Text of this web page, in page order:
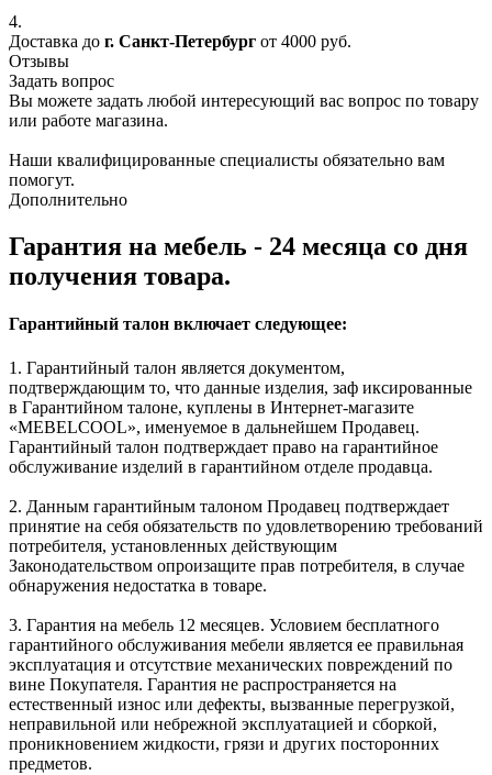
4.
Доставка до г. Санкт-Петербург от 4000 руб.
Отзывы
Задать вопрос
Вы можете задать любой интересующий вас вопрос по товару
или работе магазина.
Наши квалифицированные специалисты обязательно вам
помогут.
Дополнительно
Гарантия на мебель - 24 месяца со дня
получения товара.
Гарантийный талон включает следующее:
1. Гарантийный талон является документом,
подтверждающим то, что данные изделия, заф иксированные
в Гарантийном талоне, куплены в Интернет-магазите
«MEBELCOOL», именуемое в дальнейшем Продавец.
Гарантийный талон подтверждает право на гарантийное
обслуживание изделий в гарантийном отделе продавца.
2. Данным гарантийным талоном Продавец подтверждает
принятие на себя обязательств по удовлетворению требований
потребителя, установленных действующим
Законодательством опроизащите прав потребителя, в случае
обнаружения недостатка в товаре.
3. Гарантия на мебель 12 месяцев. Условием бесплатного
гарантийного обслуживания мебели является ее правильная
эксплуатация и отсутствие механических повреждений по
вине Покупателя. Гарантия не распространяется на
естественный износ или дефекты, вызванные перегрузкой,
неправильной или небрежной эксплуатацией и сборкой,
проникновением жидкости, грязи и других посторонних
предметов.